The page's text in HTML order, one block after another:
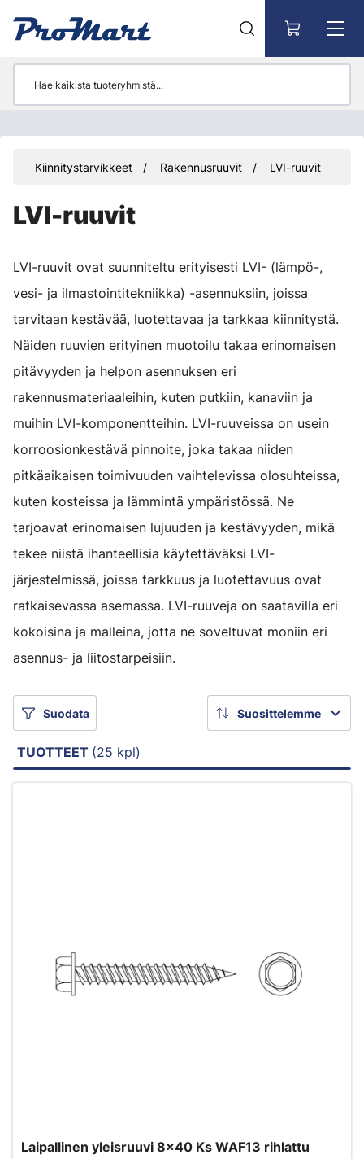
Kiinnitystarvikkeet Rakennusruuvit LVI-ruuvit
LVI-ruuvit
LVI-ruuvit ovat suunniteltu erityisesti LVI- (lämpö-,
vesi- ja ilmastointitekniikka) -asennuksiin, joissa
tarvitaan kestävää, luotettavaa ja tarkkaa kiinnitystä.
Näiden ruuvien erityinen muotoilu takaa erinomaisen
pitävyyden ja helpon asennuksen eri
rakennusmateriaaleihin, kuten putkiin, kanaviin ja
muihin LVI-komponentteihin. LVI-ruuveissa on usein
korroosionkestävä pinnoite, joka takaa niiden
pitkäaikaisen toimivuuden vaihtelevissa olosuhteissa,
kuten kosteissa ja lämmintä ympäristössä. Ne
tarjoavat erinomaisen lujuuden ja kestävyyden, mikä
tekee niistä ihanteellisia käytettäväksi LVI-
järjestelmissä, joissa tarkkuus ja luotettavuus ovat
ratkaisevassa asemassa. LVI-ruuveja on saatavilla eri
kokoisina ja malleina, jotta ne soveltuvat moniin eri
asennus- ja liitostarpeisiin.
Suodata Suosittelemme
TUOTTEET (25 kpl)
Laipallinen yleisruuvi 8x40 Ks WAF13 rihlattu